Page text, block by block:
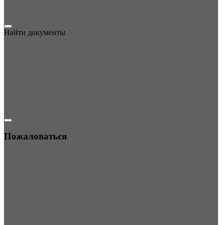
Найти документы
Пожаловаться